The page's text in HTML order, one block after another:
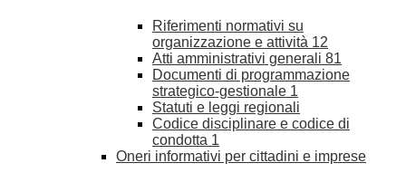
Riferimenti normativi su
organizzazione e attività 12
Atti amministrativi generali 81
Documenti di programmazione
strategico-gestionale 1
Statuti e leggi regionali
Codice disciplinare e codice di
condotta 1
Oneri informativi per cittadini e imprese